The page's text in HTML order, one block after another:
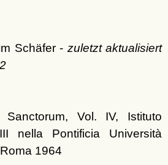
Schäfer - zuletzt aktualisiert
Sanctorum, Vol. IV, Istituto
nella Pontificia Università
1964